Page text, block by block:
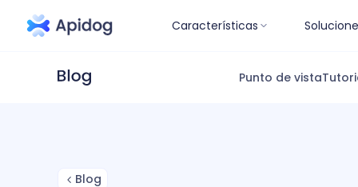
Características
Punto de vista
Blog